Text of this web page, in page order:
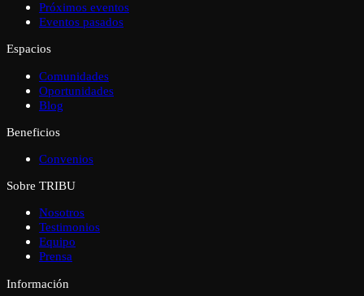
Próximos eventos
Eventos pasados
Espacios
Comunidades
Oportunidades
Blog
Beneficios
Convenios
Sobre TRIBU
Nosotros
Testimonios
Equipo
Prensa
Información